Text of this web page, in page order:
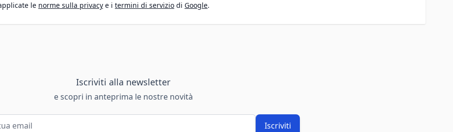
le norme sulla privacy e i termini di servizio di Google.
Iscriviti alla newsletter
e scopri in anteprima le nostre novità
Iscriviti